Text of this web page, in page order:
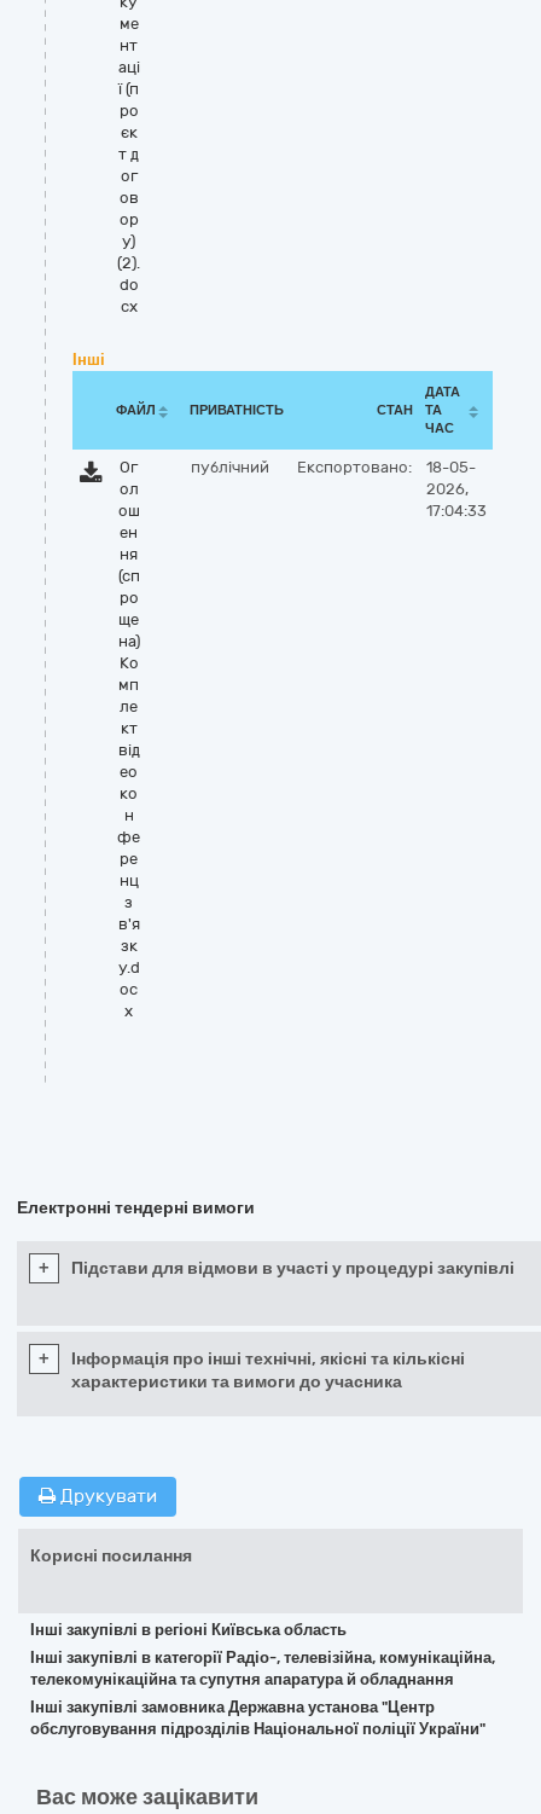
ме
нт
аці
ї (п
ро
єк
т д
ог
ов
ор
у)
(2).
do
cx
Інші
ФАЙЛ ПРИВАТНІСТЬ СТАН
ДАТА
ТА
ЧАС
Ог
ол
ош
ен
ня
(сп
ро
ще
на)
Ко
мп
ле
кт
від
ео
ко
н
фе
ре
нц
з
в'я
зк
у.d
oc
x
публічний Експортовано:
18-05-
2026,
17:04:33
Електронні тендерні вимоги
+ Підстави для відмови в участі у процедурі закупівлі
+
Інформація про інші технічні, якісні та кількісні
характеристики та вимоги до учасника
Друкувати
Корисні посилання
Інші закупівлі в регіоні Київська область
Інші закупівлі в категорії Радіо-, телевізійна, комунікаційна,
телекомунікаційна та супутня апаратура й обладнання
Інші закупівлі замовника Державна установа "Центр
обслуговування підрозділів Національної поліції України"
Вас може зацікавити